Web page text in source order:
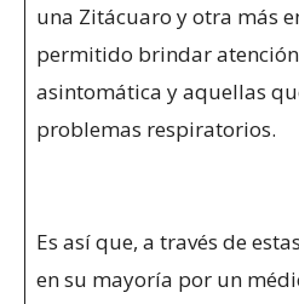
una Zitácuaro y otra más
permitido brindar
asintomática y aquellas
problemas respiratorios.
Es así que, a través de
en su mayoría por un